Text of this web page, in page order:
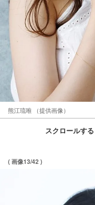
熊江琉唯 （提供画像）
スクロールす
( 画像13/42 )